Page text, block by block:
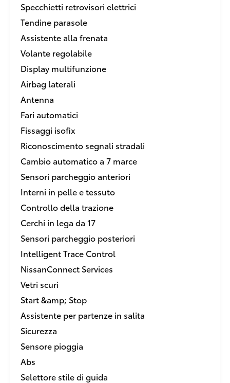
Specchietti retrovisori elettrici
Tendine parasole
Assistente alla frenata
Volante regolabile
Display multifunzione
Airbag laterali
Antenna
Fari automatici
Fissaggi isofix
Riconoscimento segnali stradali
Cambio automatico a 7 marce
Sensori parcheggio anteriori
Interni in pelle e tessuto
Controllo della trazione
Cerchi in lega da 17
Sensori parcheggio posteriori
Intelligent Trace Control
NissanConnect Services
Vetri scuri
Start &amp; Stop
Assistente per partenze in salita
Sicurezza
Sensore pioggia
Abs
Selettore stile di guida